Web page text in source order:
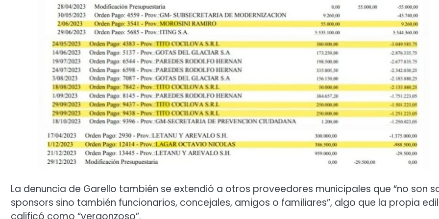
La denuncia de Garello también se extendió a otros proveedores municipales que “no son
sponsors sino también funcionarios, concejales, amigos o familiares”, algo que la propia edil